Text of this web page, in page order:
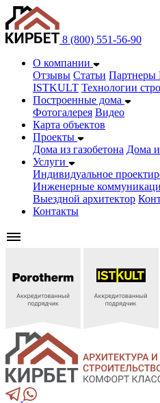
8 (800) 551-56-90
О компании
Отзывы Статьи Партнеры
ISTKULT Технологии
Построенные дома
Фотогалерея Видео
Карта объектов
Проекты
Дома из газобетонa Дома
Услуги
Индивидуальное
Инженерные
Выездной архитектор
Контакты